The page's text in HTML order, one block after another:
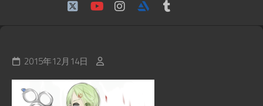
2015年12月14日